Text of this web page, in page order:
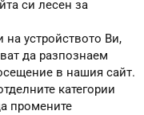
си лесен за
на устройството Ви,
да разпознаем
в нашия сайт.
категории
промените